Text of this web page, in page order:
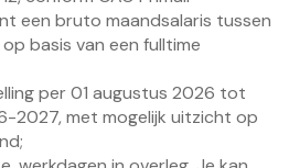
een bruto maandsalaris tussen
basis van een fulltime
per 01 augustus 2026 tot
2027, met mogelijk uitzicht op